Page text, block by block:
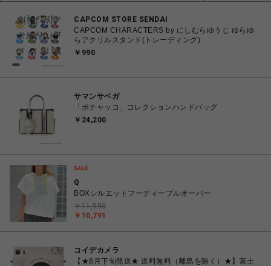
CAPCOM STORE SENDAI
CAPCOM CHARACTERS by にしむらゆうじ ゆらゆ
らアクリルスタンド(トレーディング)
￥990
サマンサベガ
「ポチャッコ」コレクションハンドバッグ
￥24,200
Q
BOXシルエットフーディープルオーバー
￥10,791
￥11,990
コイデカメラ
【★8月下旬発送★ 送料無料（離島を除く）★】富士